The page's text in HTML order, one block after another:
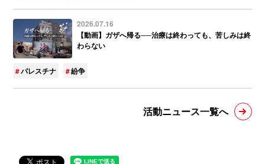
2026.07.16
【動画】ガザへ帰る──治療は終わっても、苦しみは終
わらない
パレスチナ 紛争
活動ニュース一覧へ